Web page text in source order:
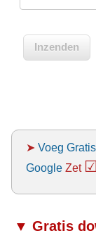
➤ Voeg
Google Zet ☑
▼ Gratis